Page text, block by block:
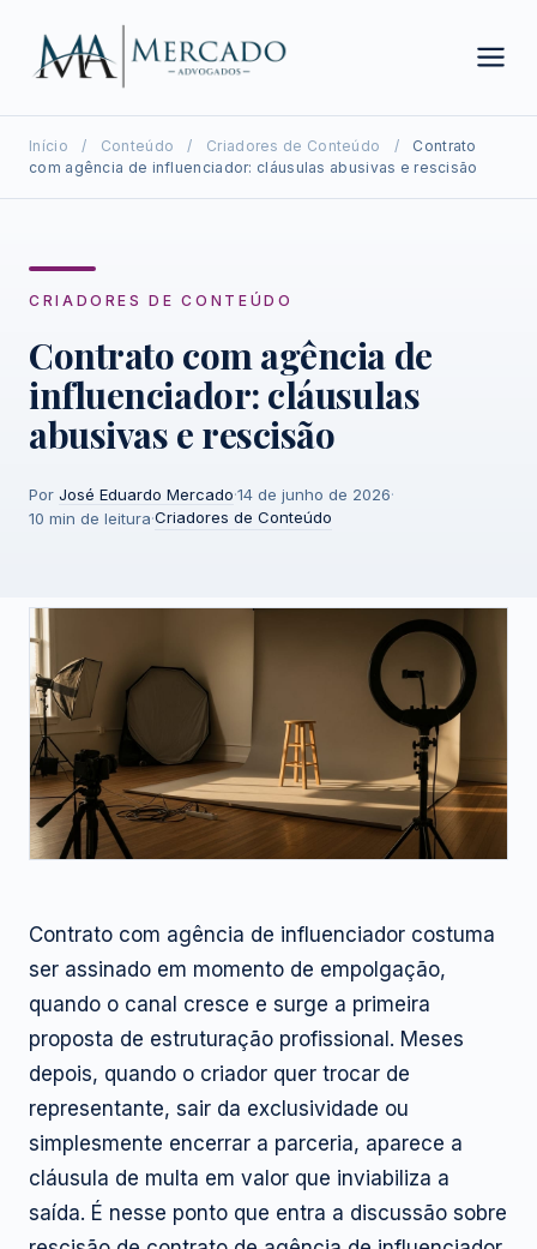
Início / Conteúdo / Criadores de Conteúdo /
Contrato
com agência de influenciador: cláusulas abusivas e rescisão
CRIADORES DE CONTEÚDO
Contrato com agência de
influenciador: cláusulas
abusivas e rescisão
Por José Eduardo Mercado·14 de junho de 2026·
10 min de leitura·Criadores de Conteúdo
Contrato com agência de influenciador costuma
ser assinado em momento de empolgação,
quando o canal cresce e surge a primeira
proposta de estruturação profissional. Meses
depois, quando o criador quer trocar de
representante, sair da exclusividade ou
simplesmente encerrar a parceria, aparece a
cláusula de multa em valor que inviabiliza a
saída. É nesse ponto que entra a discussão sobre